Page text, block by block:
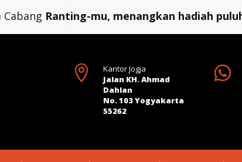
Ranting-mu, menangkan hadiah

Kantor Jogja
Jalan KH. Ahmad
Dahlan
No. 103 Yogyakarta
55262
